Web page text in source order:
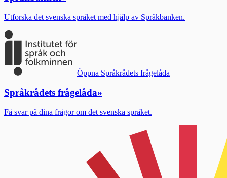
Utforska det svenska språket med hjälp av Språkbanken.
Öppna Språkrådets frågelåda
Språkrådets frågelåda»
Få svar på dina frågor om det svenska språket.